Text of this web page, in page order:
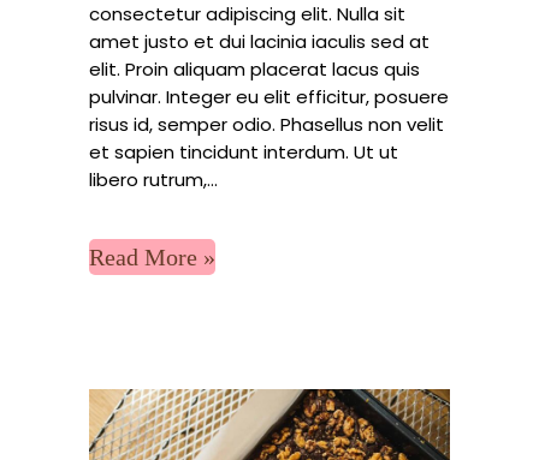
consectetur adipiscing elit. Nulla sit
amet justo et dui lacinia iaculis sed at
elit. Proin aliquam placerat lacus quis
pulvinar. Integer eu elit efficitur, posuere
risus id, semper odio. Phasellus non velit
et sapien tincidunt interdum. Ut ut
libero rutrum,...
Read More